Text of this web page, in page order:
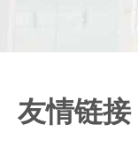
友情链接